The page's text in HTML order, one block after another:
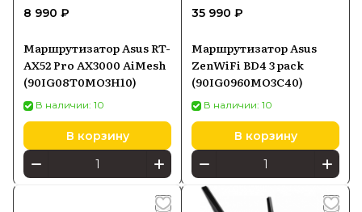
8 990 ₽
Маршрутизатор Asus RT-
AX52 Pro AX3000 AiMesh
(90IG08T0MO3H10)
В наличии: 10
В корзину
35 990 ₽
Маршрутизатор Asus
ZenWiFi BD4 3 pack
(90IG0960MO3C40)
В наличии: 10
В корзину